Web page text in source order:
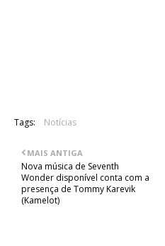
Tags: Notícias
MAIS ANTIGA
Nova música de Seventh
Wonder disponível conta com a
presença de Tommy Karevik
(Kamelot)